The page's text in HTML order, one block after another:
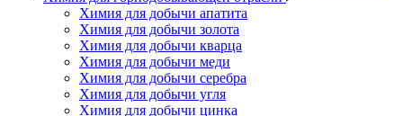
Химия для добычи апатита
Химия для добычи золота
Химия для добычи кварца
Химия для добычи меди
Химия для добычи серебра
Химия для добычи угля
Химия для добычи цинка